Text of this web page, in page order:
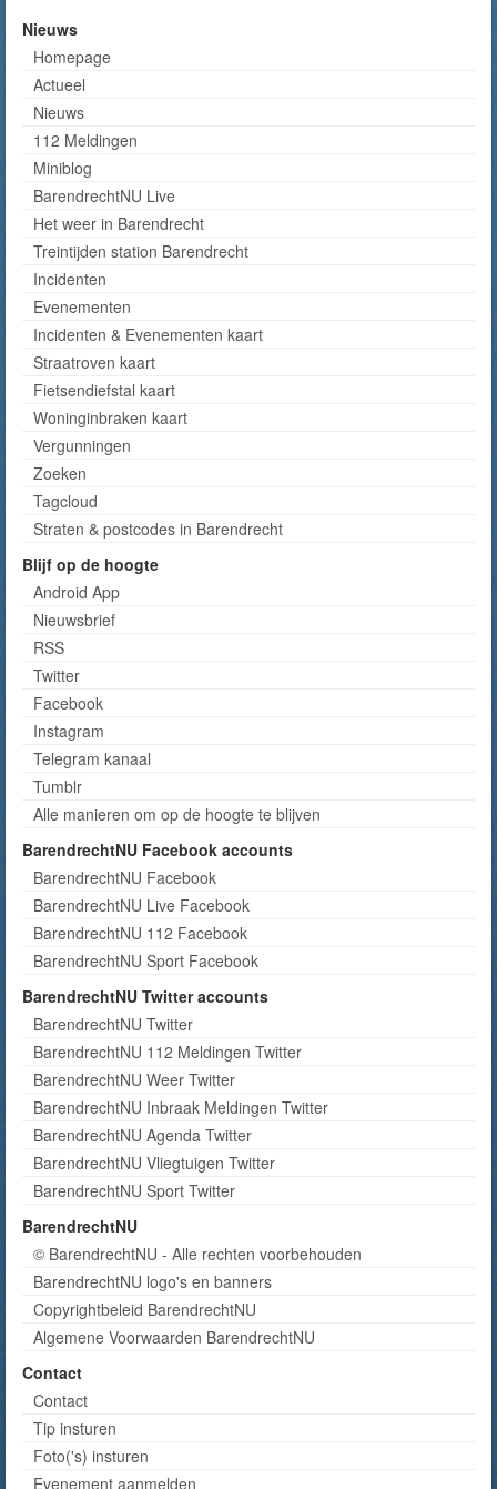
Nieuws
Homepage
Actueel
Nieuws
112 Meldingen
Miniblog
BarendrechtNU Live
Het weer in Barendrecht
Treintijden station Barendrecht
Incidenten
Evenementen
Incidenten & Evenementen kaart
Straatroven kaart
Fietsendiefstal kaart
Woninginbraken kaart
Vergunningen
Zoeken
Tagcloud
Straten & postcodes in Barendrecht
Blijf op de hoogte
Android App
Nieuwsbrief
RSS
Twitter
Facebook
Instagram
Telegram kanaal
Tumblr
Alle manieren om op de hoogte te blijven
BarendrechtNU Facebook accounts
BarendrechtNU Facebook
BarendrechtNU Live Facebook
BarendrechtNU 112 Facebook
BarendrechtNU Sport Facebook
BarendrechtNU Twitter accounts
BarendrechtNU Twitter
BarendrechtNU 112 Meldingen Twitter
BarendrechtNU Weer Twitter
BarendrechtNU Inbraak Meldingen Twitter
BarendrechtNU Agenda Twitter
BarendrechtNU Vliegtuigen Twitter
BarendrechtNU Sport Twitter
BarendrechtNU
© BarendrechtNU - Alle rechten voorbehouden
BarendrechtNU logo's en banners
Copyrightbeleid BarendrechtNU
Algemene Voorwaarden BarendrechtNU
Contact
Contact
Tip insturen
Foto('s) insturen
Evenement aanmelden